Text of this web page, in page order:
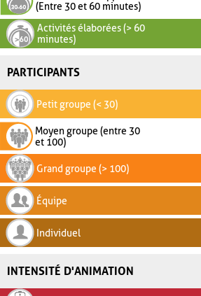
(Entre 30 et 60 minutes)
Activités élaborées (> 60
minutes)
PARTICIPANTS
Petit groupe (< 30)
Moyen groupe (entre 30
et 100)
Grand groupe (> 100)
Équipe
Individuel
INTENSITÉ D'ANIMATION